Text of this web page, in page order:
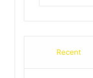
Recent